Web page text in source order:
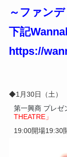
～ファン
下記
https://
◆1月30日（土）
第一興商 プレゼ
THEATRE」
19:00開場19:30